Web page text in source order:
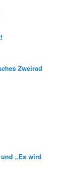
Zweirad
„Es wird